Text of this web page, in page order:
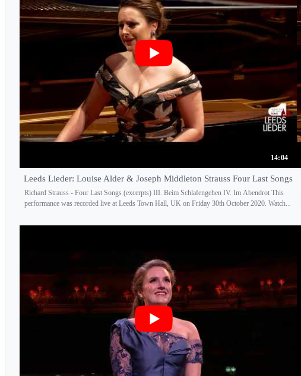
14:04
Leeds Lieder: Louise Alder & Joseph Middleton Strauss Four Last Songs
Richard Strauss - Four Last Songs (excerpts) III. Beim Schlafengehen IV. Im Abendrot This
performance was recorded live at Leeds Town Hall, UK on Friday 30th October 2020. Watch...